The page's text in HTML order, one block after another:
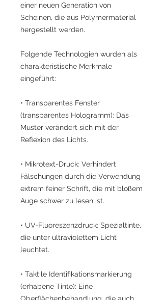
einer neuen Generation von
Scheinen, die aus Polymermaterial
hergestellt werden.
Folgende Technologien wurden als
charakteristische Merkmale
eingeführt:
• Transparentes Fenster
(transparentes Hologramm): Das
Muster verändert sich mit der
Reflexion des Lichts.
• Mikrotext-Druck: Verhindert
Fälschungen durch die Verwendung
extrem feiner Schrift, die mit bloßem
Auge schwer zu lesen ist.
• UV-Fluoreszenzdruck: Spezialtinte,
die unter ultraviolettem Licht
leuchtet.
• Taktile Identifikationsmarkierung
(erhabene Tinte): Eine
Oberflächenbehandlung, die auch